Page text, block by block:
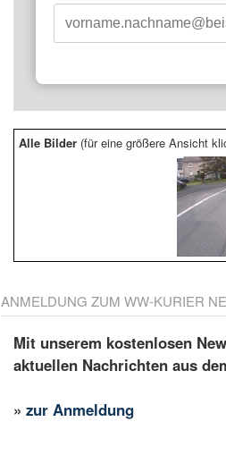
Alle Bilder (für eine größere Ansicht
ANMELDUNG ZUM WW-KURIER
Mit unserem kostenlosen
aktuellen Nachrichten aus
»zur Anmeldung